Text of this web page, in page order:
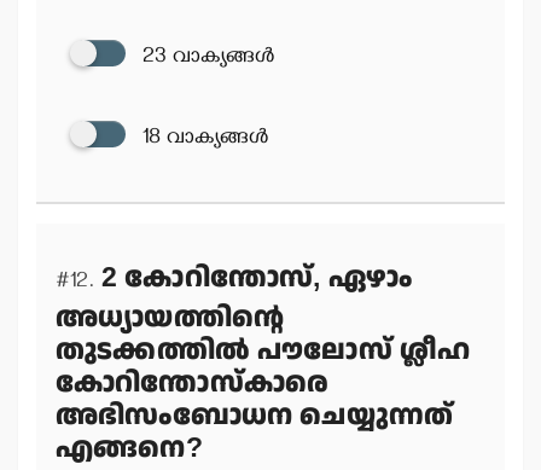
23 വാക്യങ്ങള്‍
18 വാക്യങ്ങള്‍
#12. 2 കോറിന്തോസ്, ഏഴാം
അധ്യായത്തിന്റെ
തുടക്കത്തില്‍ പൗലോസ് ശ്ലീഹ
കോറിന്തോസ്‌കാരെ
അഭിസംബോധന ചെയ്യുന്നത്
എങ്ങനെ?